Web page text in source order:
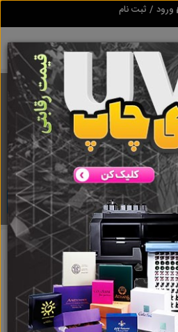
ورود / ثبت نام
اندروید ابزاریراق
ابزار و یراق آلات عمومی و صنعتی
دانلود